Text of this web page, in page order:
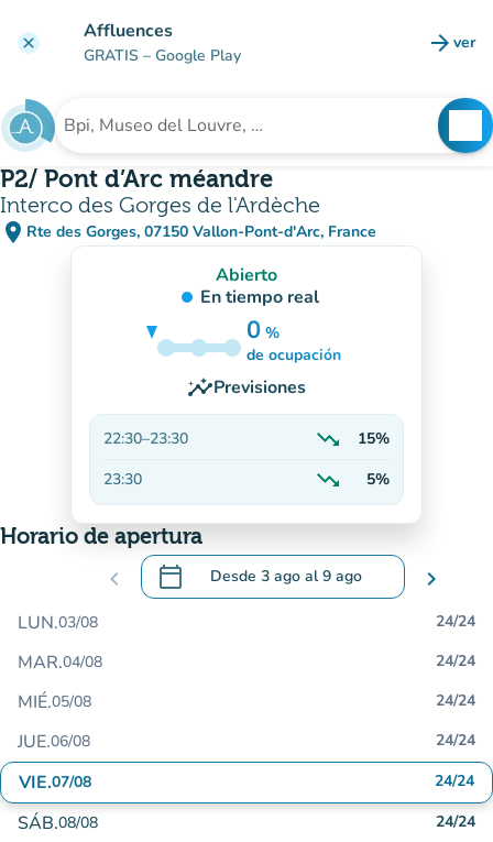
clear Affluences
GRATIS – Google Play arrow_forward ver
Buscar un establecimiento
P2/ Pont d’Arc méandre
Interco des Gorges de l'Ardèche
place Rte des Gorges, 07150 Vallon-Pont-d'Arc, France
(abrir en Google Maps)
(nueva pestaña)
Abierto
En tiempo real
0 %
20%
de ocupación
insightsPrevisiones
22:30–23:30 trending_down
15%
23:30
trending_down
En descenso
5%
Horario de apertura
chevron_left calendar_today Desde 3 ago al9 ago
.Abra el calendario para cambiar las
chevron_right
LUN.03/08 24/24
MAR.04/08 24/24
MIÉ.05/08 24/24
JUE.06/08 24/24
VIE.07/08 24/24
SÁB.08/08 24/24